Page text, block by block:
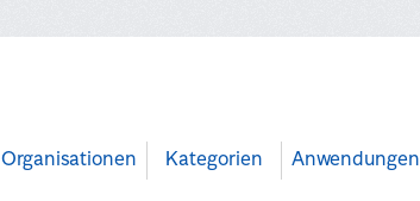
Organisationen Kategorien Anwendungen